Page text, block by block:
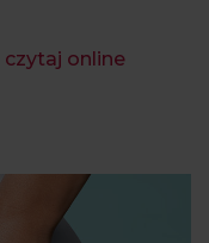
czytaj online